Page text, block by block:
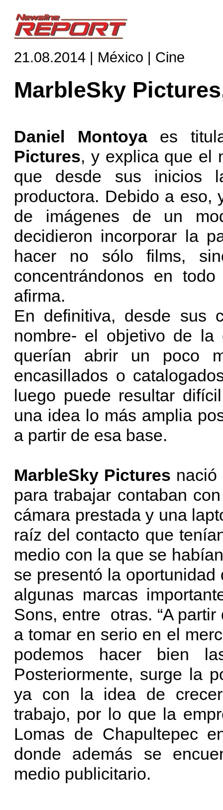
21.08.2014 | México | Cine
MarbleSky
Daniel Montoya es
Pictures, y explica que el
que desde sus inicios
productora. Debido a eso,
de imágenes de un
decidieron incorporar la
hacer no sólo films,
concentrándonos en
afirma.
En definitiva, desde sus
nombre- el objetivo de
querían abrir un poco
encasillados o
luego puede resultar
una idea lo más amplia
a partir de esa base.
MarbleSky Pictures nació
para trabajar contaban
cámara prestada y una
raíz del contacto que
medio con la que se
se presentó la
algunas marcas
Sons, entre otras. “A
a tomar en serio en el
podemos hacer bien
Posteriormente, surge la
ya con la idea de
trabajo, por lo que la
Lomas de Chapultepec
donde además se
medio publicitario.